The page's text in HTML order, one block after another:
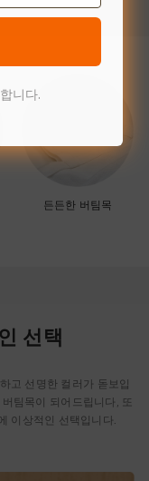
든든한 버팀목
선택
고 선명한 컬러가 돋보입
팀목이 되어드립니다, 또
이상적인 선택입니다.
니다.